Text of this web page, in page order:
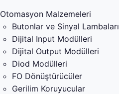
Otomasyon Malzemeleri
Butonlar ve Sinyal Lambaları
Dijital Input Modülleri
Dijital Output Modülleri
Diod Modülleri
FO Dönüştürücüler
Gerilim Koruyucular